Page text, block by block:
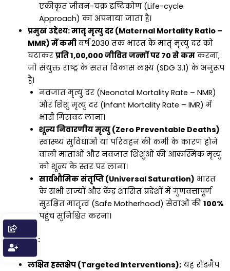
एकीकृत जीवन-चक्र दृष्टिकोण (Life-cycle
Approach) का अपनाया जाता है।
प्रमुख उद्देश्य: मातृ मृत्यु दर (Maternal Mortality Ratio –
MMR) में कमीवर्ष 2030 तक भारत के मातृ मृत्यु दर को
घटाकर प्रति 1,00,000 जीवित जन्मों पर 70 से कमकरना,
जो संयुक्त राष्ट्र के सतत विकास लक्ष्य (SDG 3.1) के अनुरूप
है।
नवजात मृत्यु दर (Neonatal Mortality Rate – NMR)
और शिशु मृत्यु दर (Infant Mortality Rate – IMR) में
भारी गिरावट लाना।
शून्य निवारणीय मृत्यु (Zero Preventable Deaths)
स्वास्थ्य सुविधाओं या परिवहन की कमी के कारण होने
वाली माताओं और नवजात शिशुओं की आकस्मिक मृत्यु
को शून्य के स्तर पर लाना।
सार्वभौमिक संतृप्ति (Universal Saturation) भारत
के सभी राज्यों और केंद्र शासित प्रदेशों में गुणवत्तापूर्ण
सुरक्षित मातृत्व (Safe Motherhood) सेवाओं की 100%
पहुंच सुनिश्चित करना।
विशेषताएं:
लक्षित हस्तक्षेप (Targeted Interventions); यह रोडमैप